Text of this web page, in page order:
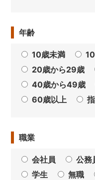
年齢
10歳未満
20歳から29歳
40歳から49歳
60歳以上
職業
会社員 公務
学生
無職